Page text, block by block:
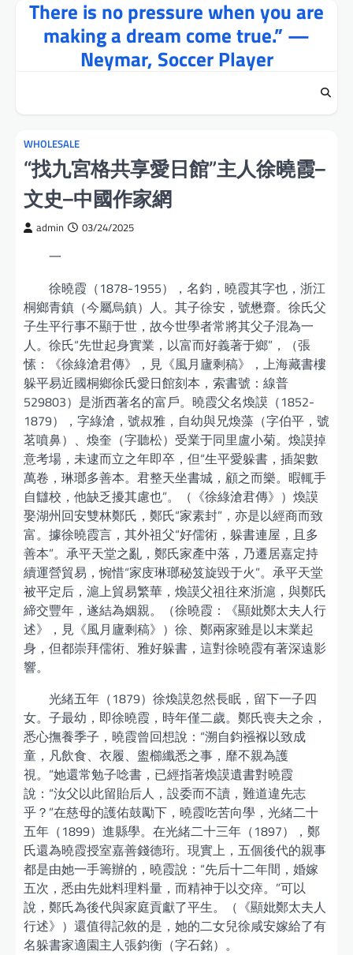
There is no pressure when you are
making a dream come true.” —
Neymar, Soccer Player
WHOLESALE
“找九宮格共享愛日館”主人徐曉霞–
文史–中國作家網
admin 03/24/2025
一
徐曉霞（1878-1955），名鈞，曉霞其字也，浙江
桐鄉青鎮（今屬烏鎮）人。其子徐安，號懋齋。徐氏父
子生平行事不顯于世，故今世學者常將其父子混為一
人。徐氏“先世起身實業，以富而好義著于鄉”，（張
愫：《徐綠滄君傳》，見《風月廬剩稿》，上海藏書樓
躲平易近國桐鄉徐氏愛日館刻本，索書號：線普
529803）是浙西著名的富戶。曉霞父名煥謨（1852-
1879），字綠滄，號叔雅，自幼與兄煥藻（字伯平，號
茗噴鼻）、煥奎（字聽松）受業于同里盧小菊。煥謨掉
意考場，未逮而立之年即卒，但“生平愛躲書，插架數
萬卷，琳瑯多善本。君整天坐書城，顧之而樂。暇輒手
自讎校，他缺乏擾其慮也”。（《徐綠滄君傳》）煥謨
娶湖州回安雙林鄭氏，鄭氏“家素封”，亦是以經商而致
富。據徐曉霞言，其外祖父“好儒術，躲書連屋，且多
善本”。承平天堂之亂，鄭氏家產中落，乃遷居嘉定持
續運營貿易，惋惜“家庋琳瑯秘笈旋毀于火”。承平天堂
被平定后，滬上貿易繁華，煥謨父祖往來浙滬，與鄭氏
締交豐年，遂結為姻親。（徐曉霞：《顯妣鄭太夫人行
述》，見《風月廬剩稿》）徐、鄭兩家雖是以末業起
身，但都崇拜儒術、雅好躲書，這對徐曉霞有著深遠影
響。
光緒五年（1879）徐煥謨忽然長眠，留下一子四
女。子最幼，即徐曉霞，時年僅二歲。鄭氏喪夫之余，
悉心撫養季子，曉霞曾回想說：“溯自鈞襁褓以致成
童，凡飲食、衣履、盥櫛纖悉之事，靡不親為護
視。”她還常勉子唸書，已經指著煥謨遺書對曉霞
說：“汝父以此留貽后人，設委而不讀，難道違先志
乎？”在慈母的護佑鼓勵下，曉霞吃苦向學，光緒二十
五年（1899）進縣學。在光緒二十三年（1897），鄭
氏還為曉霞授室嘉善錢德珩。現實上，五個後代的親事
都是由她一手籌辦的，曉霞說：“先后十二年間，婚嫁
五次，悉由先妣料理料量，而精神于以交瘁。”可以
說，鄭氏為後代與家庭貢獻了平生。（《顯妣鄭太夫人
行述》）還值得記敘的是，她的二女兒徐咸安嫁給了有
名躲書家適園主人張鈞衡（字石銘）。